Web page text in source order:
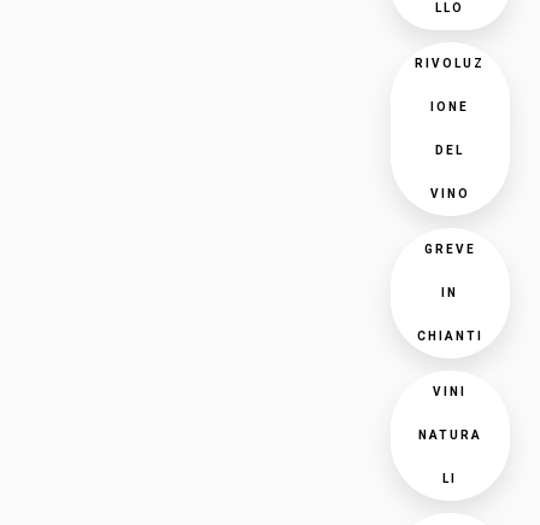
LLO
RIVOLUZ
IONE
DEL
VINO
GREVE
IN
CHIANTI
VINI
NATURA
LI